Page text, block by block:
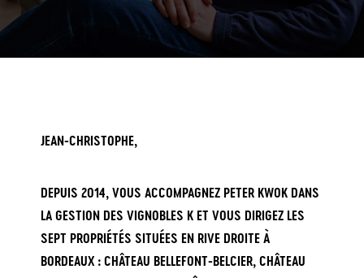
JEAN-CHRISTOPHE,
DEPUIS 2014, VOUS ACCOMPAGNEZ PETER KWOK DANS
LA GESTION DES VIGNOBLES K ET VOUS DIRIGEZ LES
SEPT PROPRIÉTÉS SITUÉES EN RIVE DROITE À
BORDEAUX : CHÂTEAU BELLEFONT-BELCIER, CHÂTEAU